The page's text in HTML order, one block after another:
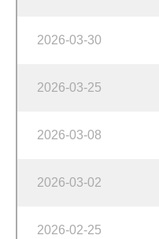
2026-03-30
2026-03-25
2026-03-08
2026-03-02
2026-02-25